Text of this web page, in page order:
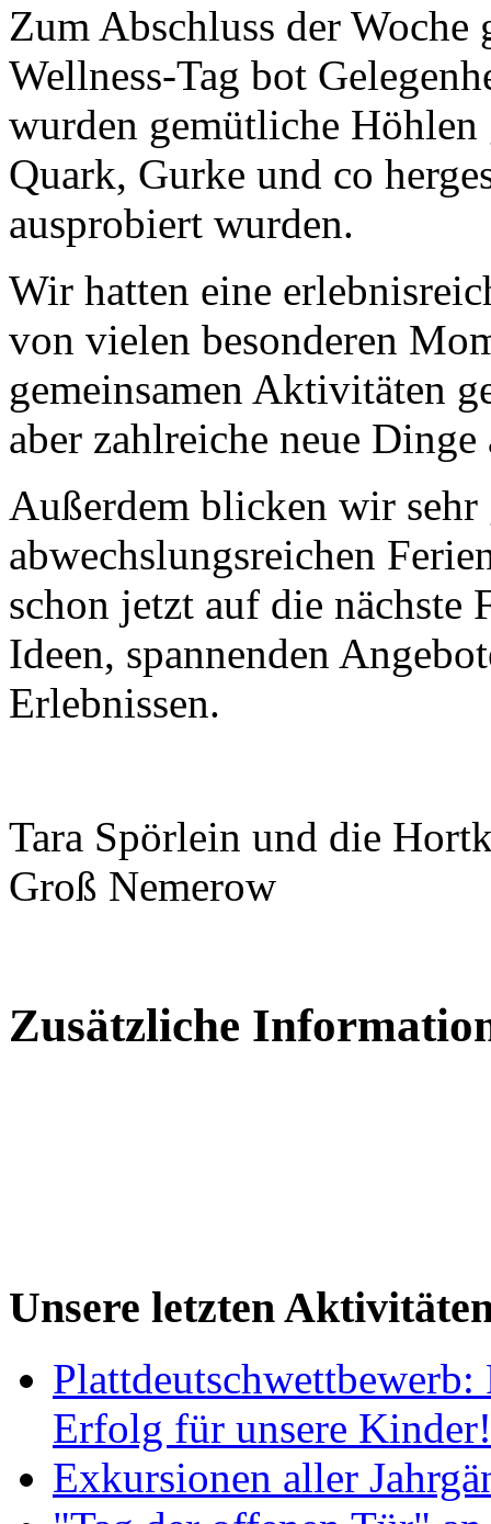
Zum Abschluss der Woche
Wellness-Tag bot
wurden gemütliche Höhlen
Quark, Gurke und co
ausprobiert wurden.
Wir hatten eine
von vielen besonderen
gemeinsamen Aktivitäten
aber zahlreiche neue
Außerdem blicken wir sehr
abwechslungsreichen
schon jetzt auf die nächste
Ideen, spannenden
Erlebnissen.
Tara Spörlein und die
Groß Nemerow
Zusätzliche
Unsere letzten
Erfolg für unsere Kinder!
Exkursionen aller